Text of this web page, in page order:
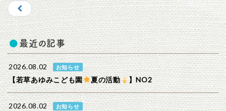
最近の記事
2026.08.02 お知らせ
【若草あゆみこども園 夏の活動 】NO2
2026.08.02 お知らせ